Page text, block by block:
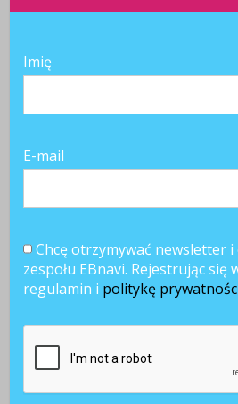
Z przyjemnością poznamy
Imię
E-mail
Chcę otrzymywać newsletter
zespołu EBnavi. Rejestrując się
regulamin i politykę